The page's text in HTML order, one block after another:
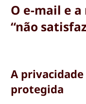
O e-mail e
“não
A
protegida